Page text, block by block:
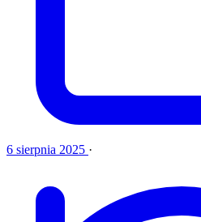
6 sierpnia 2025 ·